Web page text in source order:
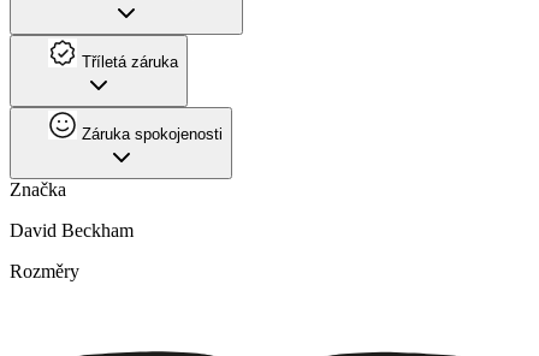
Tříletá záruka
Záruka spokojenosti
Značka
David Beckham
Rozměry